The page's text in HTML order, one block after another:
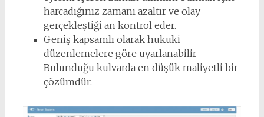
harcadığınız zamanı azaltır ve olay
gerçekleştiği an kontrol eder.
Geniş kapsamlı olarak hukuki
düzenlemelere göre uyarlanabilir
Bulunduğu kulvarda en düşük maliyetli bir
çözümdür.